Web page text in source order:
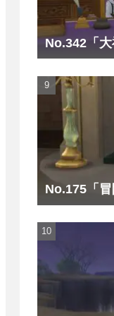
No.342「大
No.175「冒